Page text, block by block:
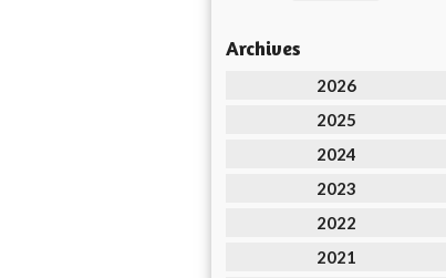
Archives
2026
2025
2024
2023
2022
2021